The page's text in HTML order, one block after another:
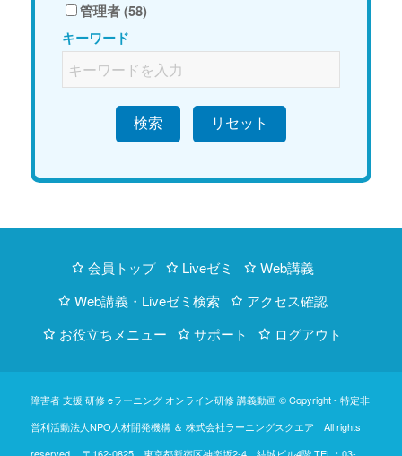
管理者 (58)
キーワード
検索
会員トップ Liveゼミ
Web講義
Web講義・Liveゼミ検索
アクセス確認
お役立ちメニュー
サポート ログアウト
障害者 支援 研修 eラーニング オンライン研修 講義動画 © Copyright - 特定非
営利活動法人NPO人材開発機構＆ 株式会社ラーニングスクエア All rights